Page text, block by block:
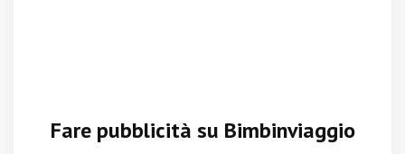
Fare pubblicità su Bimbinviaggio